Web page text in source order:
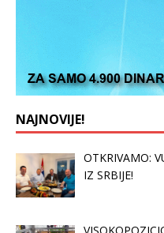
NAJNOVIJE!
OTKRIVAMO:
IZ SRBIJE!